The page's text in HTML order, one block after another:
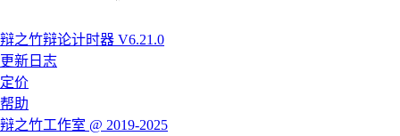
辩之竹辩论计时器 V6.21.0
更新日志
定价
帮助
辩之竹工作室 @ 2019-2025